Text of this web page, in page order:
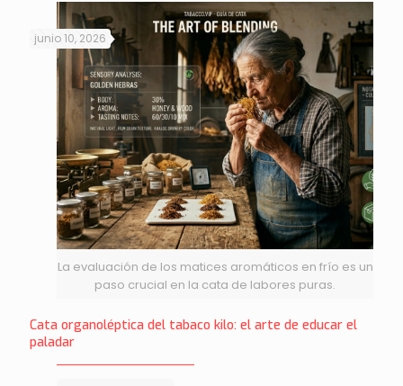
La evaluación de los matices aromáticos en frío es un
paso crucial en la cata de labores puras.
junio 10, 2026
Cata organoléptica del tabaco kilo: el arte de educar el
paladar